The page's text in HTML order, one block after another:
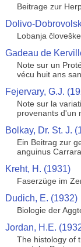
Beitrage zur
Dolivo-
Lobanja
Gadeau de
Note sur un
vécu huit ans
Fejervary, G.J.
Note sur la
provenants d'un
Bolkay, Dr. St. J.
Ein Beitrag zur
anguinus
Kreht, H. (1931)
Faserzüge im
Dudich, E. (1932)
Biologie der
Jordan, H.E.
The histology of